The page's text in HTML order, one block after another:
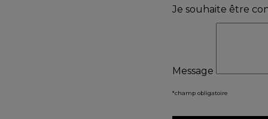
Je souhaite être
Message
*champ obligatoire